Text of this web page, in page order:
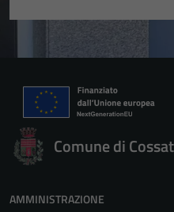
Comune di
AMMINISTRAZIONE